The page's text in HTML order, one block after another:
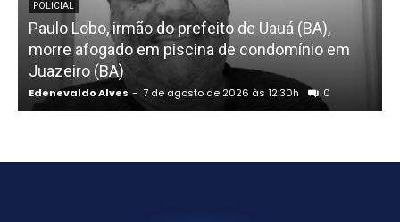
POLICIAL
Paulo Lobo, irmão do prefeito de Uauá (BA),
morre afogado em piscina de condomínio em
Juazeiro (BA)
Edenevaldo Alves - 7 de agosto de 2026 às 12:30h 0